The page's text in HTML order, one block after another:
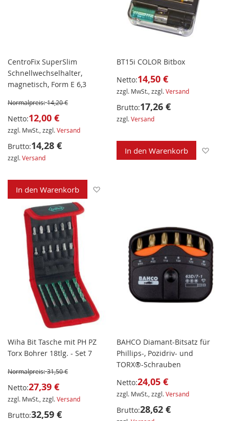
CentroFix SuperSlim
Schnellwechselhalter,
magnetisch, Form E 6,3
Normalpreis: 14,20 €
Netto:12,00 €
zzgl. MwSt., zzgl.Versand
Brutto:14,28 €
zzgl.Versand
In den Warenkorb
BT15i COLOR Bitbox
Netto:14,50 €
zzgl. MwSt., zzgl.Versand
Brutto:17,26 €
zzgl.Versand
In den Warenkorb
Wiha Bit Tasche mit PH PZ
Torx Bohrer 18tlg. - Set 7
Normalpreis: 31,50 €
Netto:27,39 €
zzgl. MwSt., zzgl.Versand
Brutto:32,59 €
BAHCO Diamant-Bitsatz für
Phillips-, Pozidriv- und
TORX®-Schrauben
Netto:24,05 €
zzgl. MwSt., zzgl.Versand
Brutto:28,62 €